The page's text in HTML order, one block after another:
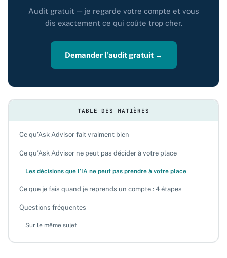
TABLE DES MATIÈRES
Ce qu’Ask Advisor fait vraiment bien
Ce qu’Ask Advisor ne peut pas décider à votre place
Les décisions que l’IA ne peut pas prendre à votre place
Ce que je fais quand je reprends un compte : 4 étapes
Questions fréquentes
Sur le même sujet
Audit gratuit — je regarde votre compte et vous
dis exactement ce qui coûte trop cher.
Demander l’audit gratuit →